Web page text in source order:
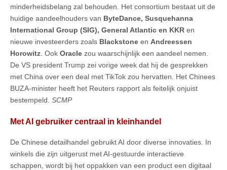
minderheidsbelang zal behouden. Het consortium bestaat uit de
huidige aandeelhouders van ByteDance, Susquehanna
International Group (SIG), General Atlantic en KKR en
nieuwe investeerders zoals Blackstone en Andreessen
Horowitz. Ook Oracle zou waarschijnlijk een aandeel nemen.
De VS president Trump zei vorige week dat hij de gesprekken
met China over een deal met TikTok zou hervatten. Het Chinees
BUZA-minister heeft het Reuters rapport als feitelijk onjuist
bestempeld. SCMP
Met AI gebruiker centraal in kleinhandel
De Chinese detailhandel gebruikt AI door diverse innovaties. In
winkels die zijn uitgerust met AI-gestuurde interactieve
schappen, wordt bij het oppakken van een product een digitaal